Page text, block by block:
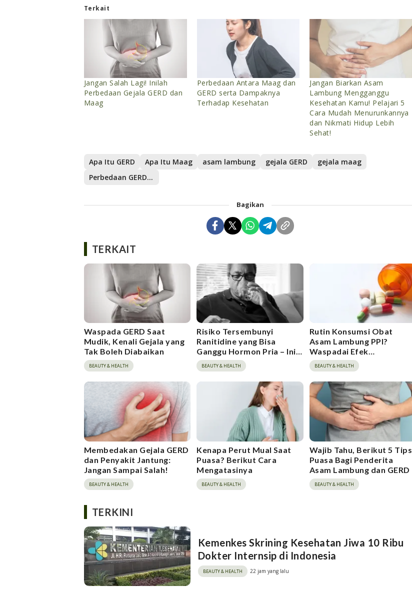
Terkait
Jangan Salah Lagi! Inilah
Perbedaan Gejala GERD dan
Maag
Perbedaan Antara Maag dan
GERD serta Dampaknya
Terhadap Kesehatan
Jangan Biarkan Asam
Lambung Mengganggu
Kesehatan Kamu! Pelajari 5
Cara Mudah Menurunkannya
dan Nikmati Hidup Lebih
Sehat!
Apa Itu GERD Apa Itu Maag asam lambung gejala GERD
gejala maag
Perbedaan GERD dan Maag
Bagikan
TERKAIT
Waspada GERD Saat
Mudik, Kenali Gejala yang
Tak Boleh Diabaikan
BEAUTY & HEALTH
Risiko Tersembunyi
Ranitidine yang Bisa
Ganggu Hormon Pria – Ini
Penjelasannya!
BEAUTY & HEALTH
Rutin Konsumsi Obat
Asam Lambung PPI?
Waspadai Efek
Sampingnya!
BEAUTY & HEALTH
Membedakan Gejala GERD
dan Penyakit Jantung:
Jangan Sampai Salah!
BEAUTY & HEALTH
Kenapa Perut Mual Saat
Puasa? Berikut Cara
Mengatasinya
BEAUTY & HEALTH
Wajib Tahu, Berikut 5 Tips
Puasa Bagi Penderita
Asam Lambung dan GERD
BEAUTY & HEALTH
TERKINI
Kemenkes Skrining Kesehatan Jiwa 10 Ribu
Dokter Internsip di Indonesia
BEAUTY & HEALTH 22 jam yang lalu